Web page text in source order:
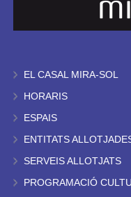
EL CASAL MIRA-SOL
HORARIS
ESPAIS
ENTITATS
SERVEIS ALLOTJATS
PROGRAMACIÓ